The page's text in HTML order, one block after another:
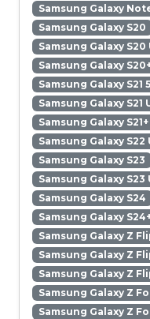
Samsung Galaxy
Samsung Galaxy S20
Samsung Galaxy S20
Samsung Galaxy
Samsung Galaxy S21
Samsung Galaxy S21
Samsung Galaxy S21+
Samsung Galaxy S22
Samsung Galaxy S23
Samsung Galaxy S23
Samsung Galaxy S24
Samsung Galaxy
Samsung Galaxy Z
Samsung Galaxy Z
Samsung Galaxy Z
Samsung Galaxy Z
Samsung Galaxy Z